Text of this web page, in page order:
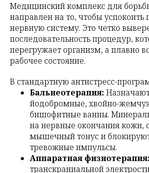
Медицинский комплекс для
направлен на то, чтобы
нервную систему. Это четко
последовательность процедур,
перегружает организм, а плавно
рабочее состояние.
В стандартную антистресс-
Бальнеотерапия:
йодобромные, хвойно-
бишофитные ванны.
на нервные окончания кожи,
мышечный тонус и
тревожные импульсы.
Аппаратная физиотерапия:
транскраниальной